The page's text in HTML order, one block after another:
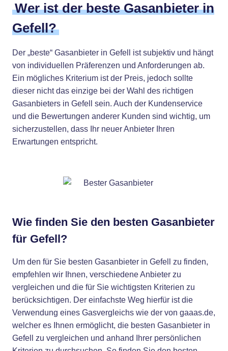
Wer ist der beste Gasanbieter in
Gefell?
Der „beste“ Gasanbieter in Gefell ist subjektiv und hängt
von individuellen Präferenzen und Anforderungen ab.
Ein mögliches Kriterium ist der Preis, jedoch sollte
dieser nicht das einzige bei der Wahl des richtigen
Gasanbieters in Gefell sein. Auch der Kundenservice
und die Bewertungen anderer Kunden sind wichtig, um
sicherzustellen, dass Ihr neuer Anbieter Ihren
Erwartungen entspricht.
Wie finden Sie den besten Gasanbieter
für Gefell?
Um den für Sie besten Gasanbieter in Gefell zu finden,
empfehlen wir Ihnen, verschiedene Anbieter zu
vergleichen und die für Sie wichtigsten Kriterien zu
berücksichtigen. Der einfachste Weg hierfür ist die
Verwendung eines Gasvergleichs wie der von gaaas.de,
welcher es Ihnen ermöglicht, die besten Gasanbieter in
Gefell zu vergleichen und anhand Ihrer persönlichen